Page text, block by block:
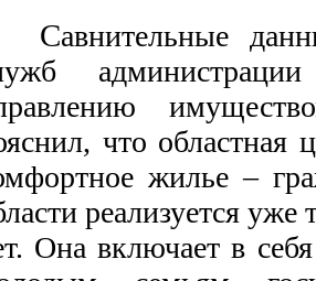
Савнительные
что областная
жилье –
реализуется уже
Она включает в